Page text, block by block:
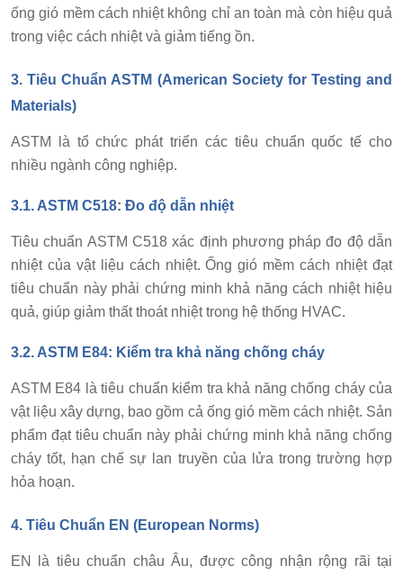
ống gió mềm cách nhiệt không chỉ an toàn mà còn hiệu quả
trong việc cách nhiệt và giảm tiếng ồn.
3.Tiêu Chuẩn ASTM (American Society for Testing and
Materials)
ASTM là tổ chức phát triển các tiêu chuẩn quốc tế cho
nhiều ngành công nghiệp.
3.1. ASTM C518: Đo độ dẫn nhiệt
Tiêu chuẩn ASTM C518 xác định phương pháp đo độ dẫn
nhiệt của vật liệu cách nhiệt. Ống gió mềm cách nhiệt đạt
tiêu chuẩn này phải chứng minh khả năng cách nhiệt hiệu
quả, giúp giảm thất thoát nhiệt trong hệ thống HVAC.
3.2. ASTM E84: Kiểm tra khả năng chống cháy
ASTM E84 là tiêu chuẩn kiểm tra khả năng chống cháy của
vật liệu xây dựng, bao gồm cả ống gió mềm cách nhiệt. Sản
phẩm đạt tiêu chuẩn này phải chứng minh khả năng chống
cháy tốt, hạn chế sự lan truyền của lửa trong trường hợp
hỏa hoạn.
4. Tiêu Chuẩn EN (European Norms)
EN là tiêu chuẩn châu Âu, được công nhận rộng rãi tại